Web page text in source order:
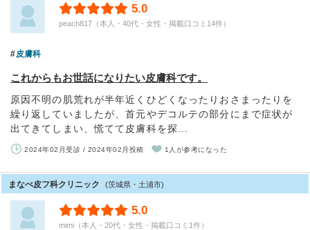
5.0
peach817（本人・40代・女性・掲載口コミ14件）
皮膚科
これからもお世話になりたい皮膚科です。
原因不明の肌荒れが半年近くひどくなったりおさまったりを
繰り返していましたが、首元やデコルテの部分にまで症状が
出てきてしまい、慌てて皮膚科を探…
2024年02月受診 / 2024年02月投稿 1人が参考になった
まなべ皮フ科クリニック (茨城県・土浦市)
5.0
mimi（本人・20代・女性・掲載口コミ1件）